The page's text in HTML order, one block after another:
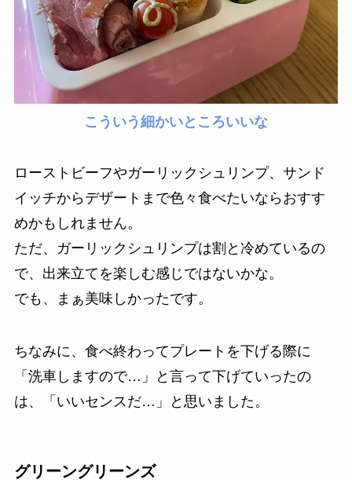
こういう細かいところいいな
ローストビーフやガーリックシュリンプ、サンド
イッチからデザートまで色々食べたいならおすす
めかもしれません。
ただ、ガーリックシュリンプは割と冷めているの
で、出来立てを楽しむ感じではないかな。
でも、まぁ美味しかったです。
ちなみに、食べ終わってプレートを下げる際に
「洗車しますので…」と言って下げていったの
は、「いいセンスだ…」と思いました。
グリーングリーンズ